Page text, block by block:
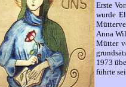
Erste
wurde
Anna
Mütter
1973
führte